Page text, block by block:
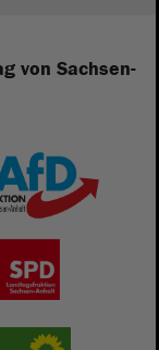
von Sachsen-